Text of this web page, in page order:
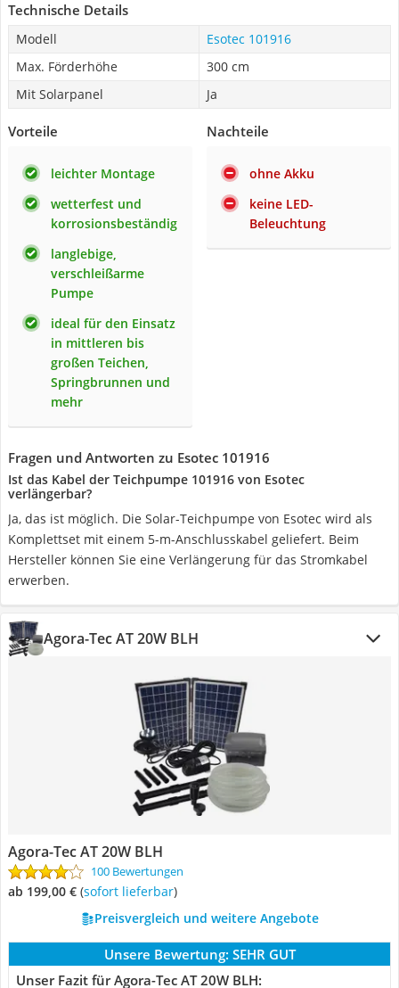
Technische Details
Modell
Esotec 101916
Max. Förderhöhe
300 cm
Mit Solarpanel
Ja
Vorteile
leichter Montage
wetterfest und
korrosionsbeständig
langlebige,
verschleißarme
Pumpe
ideal für den Einsatz
in mittleren bis
großen Teichen,
Springbrunnen und
mehr
Nachteile
ohne Akku
keine LED-
Beleuchtung
Fragen und Antworten zu Esotec 101916
Ist das Kabel der Teichpumpe 101916 von Esotec
verlängerbar?
Ja, das ist möglich. Die Solar-Teichpumpe von Esotec wird als
Komplettset mit einem 5-m-Anschlusskabel geliefert. Beim
Hersteller können Sie eine Verlängerung für das Stromkabel
erwerben.
Agora-Tec AT 20W BLH
Agora-Tec AT 20W BLH
100 Bewertungen
ab 199,00 € ( Sofort lieferbar)
Preisvergleich und weitere Angebote
Unsere Bewertung: SEHR GUT
Unser Fazit für Agora-Tec AT 20W BLH: